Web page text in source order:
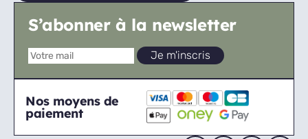
S’abonner à la newsletter
Nos moyens de
paiement